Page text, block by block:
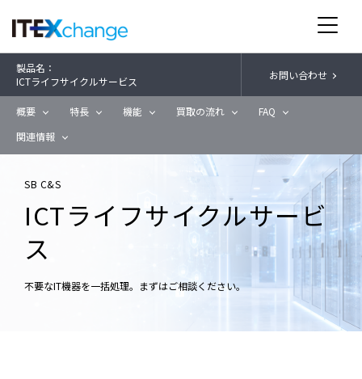
製品名：
ICTライフサイクルサービス
お問い合わせ
概要 特長 機能 買取の流れ
FAQ
関連情報
SB C&S
ICTライフサイクルサービ
ス
不要なIT機器を一括処理。まずはご相談ください。